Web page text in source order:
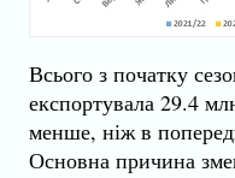
Всього з початку
експортувала 29.4
менше, ніж в
Основна причина